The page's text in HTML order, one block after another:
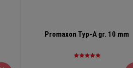
Promaxon Typ-A gr. 10 mm